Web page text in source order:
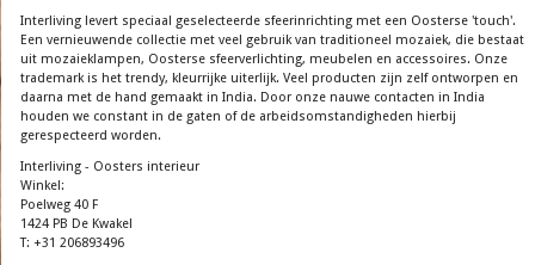
Interliving levert speciaal geselecteerde sfeerinrichting met een Oosterse 'touch'.
Een vernieuwende collectie met veel gebruik van traditioneel mozaiek, die bestaat
uit mozaieklampen, Oosterse sfeerverlichting, meubelen en accessoires. Onze
trademark is het trendy, kleurrijke uiterlijk. Veel producten zijn zelf ontworpen en
daarna met de hand gemaakt in India. Door onze nauwe contacten in India
houden we constant in de gaten of de arbeidsomstandigheden hierbij
gerespecteerd worden.
Interliving - Oosters interieur
Winkel:
Poelweg 40 F
1424 PB De Kwakel
T: +31 206893496